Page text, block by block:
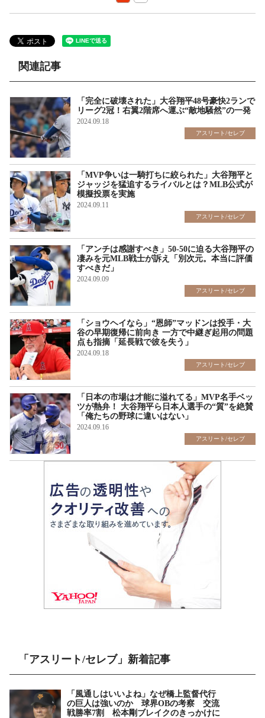
関連記事
「完全に破壊された」大谷翔平48号豪快2ランで
リーグ2冠！右翼2階席へ運ぶ“敵地騒然”の一発
2024.09.18
アスリート/セレブ
「MVP争いは一騎打ちに絞られた」大谷翔平と
ジャッジを猛追するライバルとは？MLB公式が
模擬投票を実施
2024.09.11
アスリート/セレブ
「アンチは感謝すべき」50-50に迫る大谷翔平の
凄みを元MLB戦士が訴え「別次元。本当に評価
すべきだ」
2024.09.09
アスリート/セレブ
「ショウヘイなら」“恩師”マッドンは投手・大
谷の早期復帰に前向き 一方で中継ぎ起用の問題
点も指摘「延長戦で彼を失う」
2024.09.18
アスリート/セレブ
「日本の市場は才能に溢れてる」MVP名手ベッ
ツが熱弁！ 大谷翔平ら日本人選手の“質”を絶賛
「俺たちの野球に違いはない」
2024.09.16
アスリート/セレブ
「アスリート/セレブ」新着記事
「風通しはいいよね」なぜ橋上監督代行
の巨人は強いのか 球界OBの考察 交流
戦勝率7割 松本剛ブレイクのきっかけに